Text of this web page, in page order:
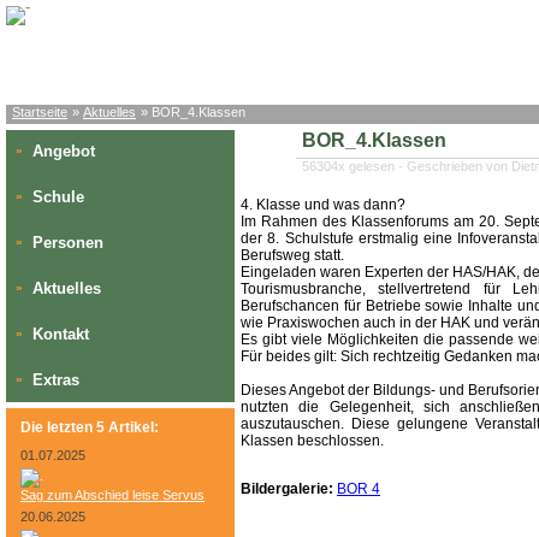
Startseite » Aktuelles » BOR_4.Klassen
» Angebot
» Schule
» Personen
» Aktuelles
» Kontakt
» Extras
Die letzten 5 Artikel:
01.07.2025
Sag zum Abschied leise Servus
20.06.2025
BOR_4.Klassen
56304x gelesen - Geschrieben von
4. Klasse und was dann?
Im Rahmen des Klassenforums am 20.
der 8. Schulstufe erstmalig eine
Berufsweg statt.
Eingeladen waren Experten der HAS/HAK,
Tourismusbranche, stellvertretend für
Berufschancen für Betriebe sowie Inhalte
wie Praxiswochen auch in der HAK und
Es gibt viele Möglichkeiten die passende
Für beides gilt: Sich rechtzeitig Gedanken
Dieses Angebot der Bildungs- und
nutzten die Gelegenheit, sich
auszutauschen. Diese gelungene
Klassen beschlossen.
Bildergalerie: BOR 4